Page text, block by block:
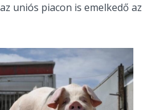
uniós piacon is emelkedő az